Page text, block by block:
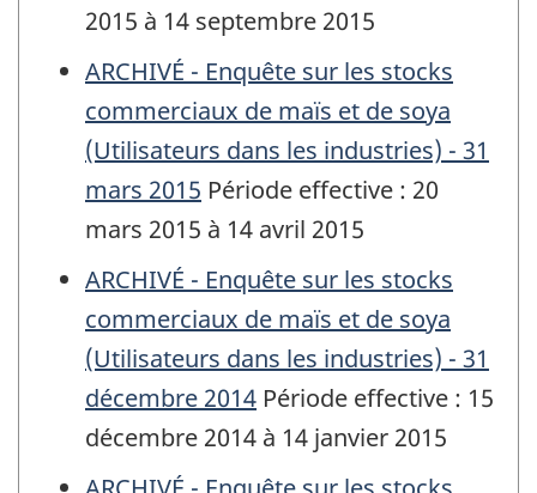
2015 à 14 septembre 2015
ARCHIVÉ - Enquête sur les stocks
commerciaux de maïs et de soya
(Utilisateurs dans les industries) - 31
mars 2015 Période effective : 20
mars 2015 à 14 avril 2015
ARCHIVÉ - Enquête sur les stocks
commerciaux de maïs et de soya
(Utilisateurs dans les industries) - 31
décembre 2014 Période effective : 15
décembre 2014 à 14 janvier 2015